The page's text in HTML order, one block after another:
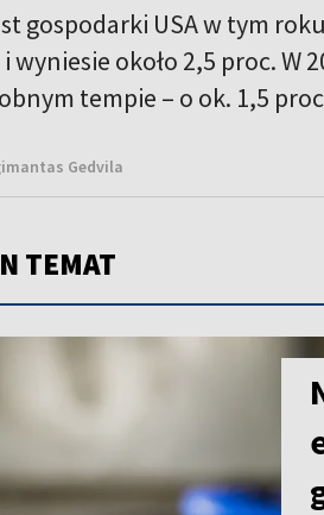
gospodarki USA w tym
wyniesie około 2,5 proc.
tempie – o ok. 1,5
Gedvila
TEMAT